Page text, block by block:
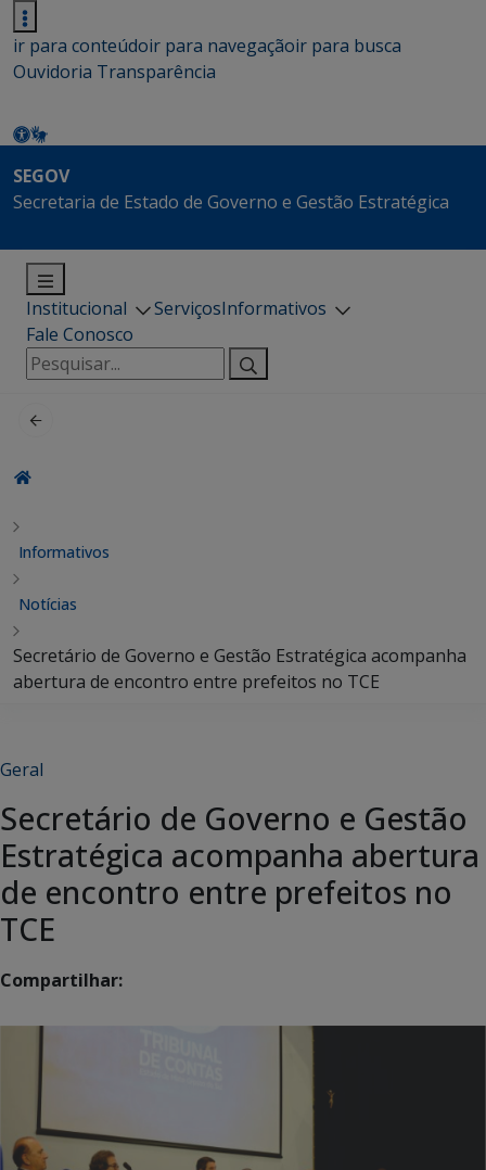
ir para conteúdoir para navegaçãoir para busca
Ouvidoria Transparência
SEGOV
Secretaria de Estado de Governo e Gestão Estratégica
Institucional ServiçosInformativos
Fale Conosco
Pesquisar
por:
Informativos
Notícias
Secretário de Governo e Gestão Estratégica acompanha
abertura de encontro entre prefeitos no TCE
Geral
Secretário de Governo e Gestão
Estratégica acompanha abertura
de encontro entre prefeitos no
TCE
Compartilhar: